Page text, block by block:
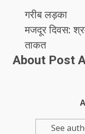
गरीब लड़का
मजदूर दिवस:
ताकत
About Post
See